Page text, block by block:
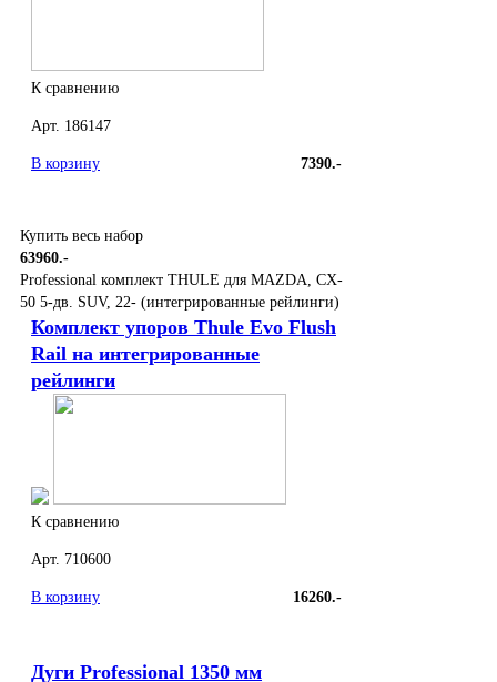
К сравнению
Арт. 186147
В корзину 7390.-
Купить весь набор
63960.-
Professional комплект THULE для MAZDA, CX-
50 5-дв. SUV, 22- (интегрированные рейлинги)
Комплект упоров Thule Evo Flush
Rail на интегрированные
рейлинги
К сравнению
Арт. 710600
В корзину 16260.-
Дуги Professional 1350 мм